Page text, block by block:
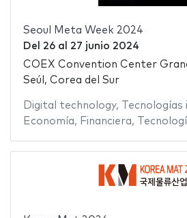
Seoul Meta Week 2024
Del 26al 27 junio 2024
COEX Convention Center
Seúl, Corea del Sur
Digital technology,
Economía, Financiera,